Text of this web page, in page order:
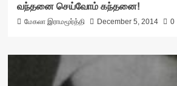
வந்தனை செய்வோம் கந்தனை!
மேகலா இராமமூர்த்தி December 5, 2014 0